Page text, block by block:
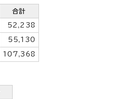
合計
52,238
55,130
107,368